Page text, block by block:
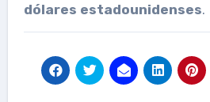
dólares estadounidenses.